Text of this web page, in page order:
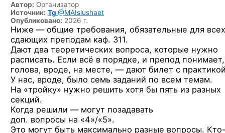
Автор: Организатор
Источник: Tg @MAIslushaet
Опубликовано: 2026 г.
Ниже — общие требования, обязательные для всех
сдающих преподам каф. 311.
Дают два теоретических вопроса, которые нужно
расписать. Если всё в порядке, и препод
голова, вроде, на месте, — дают билет с
У нас, вроде, было семь заданий по всем темам.
На «тройку» нужно решить хотя бы пять из разных
секций.
Когда решили — могут позадавать
доп. вопросы на «4»/«5».
Это могут быть максимально разные вопросы.